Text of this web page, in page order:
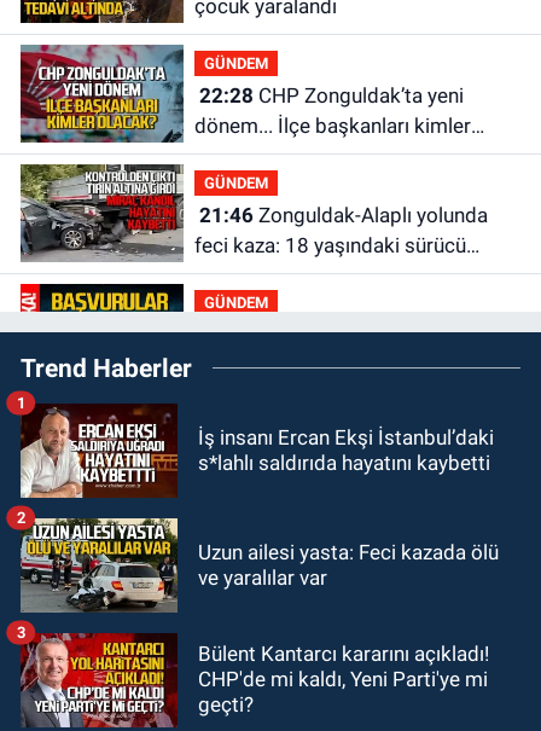
çocuk yaralandı
GÜNDEM
22:28
dönem... İlçe başkanları kimler
olacak?
GÜNDEM
21:46Zonguldak-Alaplı yolunda
feci kaza: 18 yaşındaki sürücü
hayatını kaybetti
GÜNDEM
21:29Başvurular başladı: 3 bin
250 kişi alınacak
19:56
19:46Cumhurbaşkanı Erdoğan’ın
GÜNDEM
18:48Yeni başkan belli oldu:
Kongrede dostluk mesajları
Trend Haberler
İş insanı Ercan Ekşi İstanbul’daki
s*lahlı saldırıda hayatını kaybetti
1
Uzun ailesi yasta: Feci kazada ölü
ve yaralılar var
2
Bülent Kantarcı kararını açıkladı!
CHP'de mi kaldı, Yeni Parti'ye mi
geçti?
3